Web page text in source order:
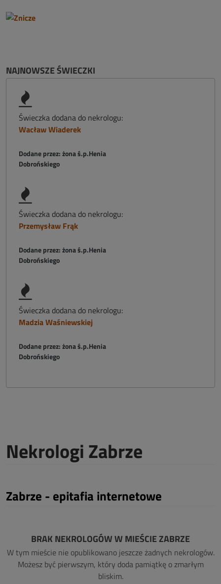
NAJNOWSZE ŚWIECZKI
Świeczka dodana do nekrologu:
Wacław Wiaderek
Dodane przez: żona ś.p.Henia
Dobrońskiego
Świeczka dodana do nekrologu:
Przemysław Frąk
Dodane przez: żona ś.p.Henia
Dobrońskiego
Świeczka dodana do nekrologu:
Madzia Waśniewskiej
Dodane przez: żona ś.p.Henia
Dobrońskiego
Nekrologi Zabrze
Zabrze - epitafia internetowe
BRAK NEKROLOGÓW W MIEŚCIE ZABRZE
W tym mieście nie opublikowano jeszcze żadnych nekrologów.
Możesz być pierwszym, który doda pamiątkę o zmarłym
bliskim.